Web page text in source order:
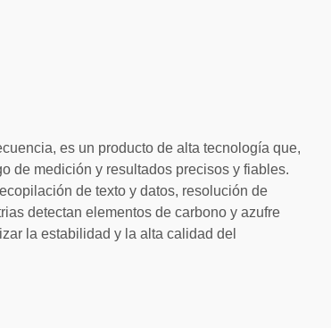
es un producto de alta tecnología que,
de medición y resultados precisos y fiables.
de texto y datos, resolución de
detectan elementos de carbono y azufre
la estabilidad y la alta calidad del